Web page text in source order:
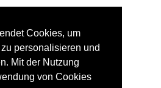
Cookies, um
personalisieren und
Mit der Nutzung
von Cookies